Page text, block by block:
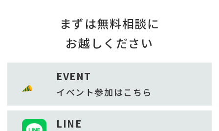
まずは無料相談に
お越しください
EVENT
イベント参加はこちら
LINE